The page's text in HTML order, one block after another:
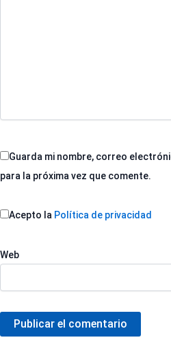
Guarda mi nombre, correo
para la próxima vez que comente.
Acepto la Política de privacidad
Web
Publicar el comentario